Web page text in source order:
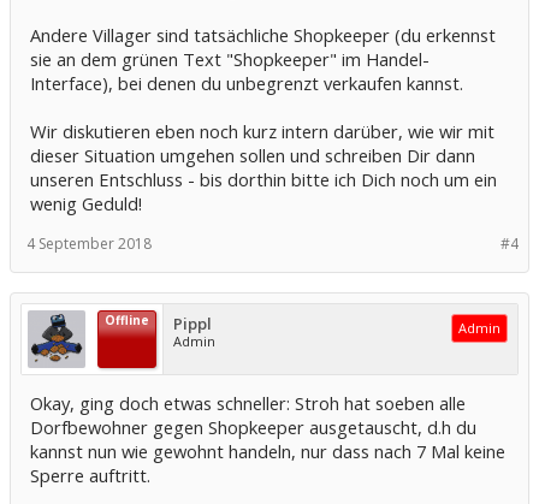
Andere Villager sind tatsächliche Shopkeeper (du erkennst
sie an dem grünen Text "Shopkeeper" im Handel-
Interface), bei denen du unbegrenzt verkaufen kannst.
Wir diskutieren eben noch kurz intern darüber, wie wir mit
dieser Situation umgehen sollen und schreiben Dir dann
unseren Entschluss - bis dorthin bitte ich Dich noch um ein
wenig Geduld!
#4
4 September 2018
Offline Pippl
Admin
Admin
Okay, ging doch etwas schneller: Stroh hat soeben alle
Dorfbewohner gegen Shopkeeper ausgetauscht, d.h du
kannst nun wie gewohnt handeln, nur dass nach 7 Mal keine
Sperre auftritt.